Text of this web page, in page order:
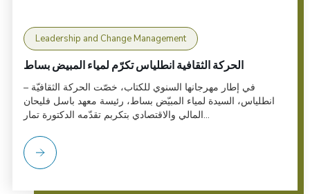
Leadership and Change Management
الحركة الثقافية انطلياس تكرّم لمياء المبيض بساط
في إطار مهرجانها السنوي للكتاب، خصّت الحركة الثقافيّة –
انطلياس، السيدة لمياء المبيّض بساط، رئيسة معهد باسل فليحان
المالي والاقتصادي بتكربم تقدّمه الدكتورة تمار...